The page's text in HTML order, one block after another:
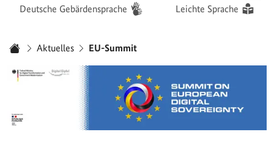
Deutsche Gebärdensprache Leichte Sprache
Aktuelles EU-Summit